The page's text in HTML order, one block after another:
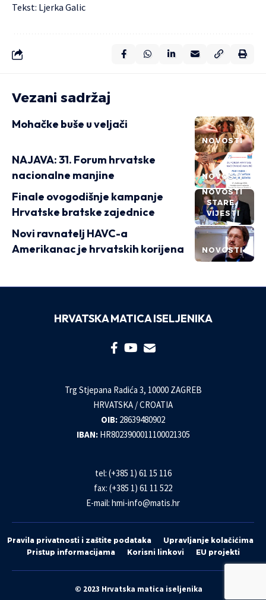
Tekst: Ljerka Galic
Vezani sadržaj
NOVOSTI
Mohačke buše u veljači
NOVOSTI
NAJAVA: 31. Forum hrvatske
nacionalne manjine
NOVOSTI
STARE
VIJESTI
Finale ovogodišnje kampanje
Hrvatske bratske zajednice
NOVOSTI
Novi ravnatelj HAVC-a
Amerikanac je hrvatskih korijena
HRVATSKA MATICA ISELJENIKA
Trg Stjepana Radića 3, 10000 ZAGREB
HRVATSKA / CROATIA
OIB: 28639480902
IBAN: HR8023900011100021305
tel: (+385 1) 61 15 116
fax: (+385 1) 61 11 522
E-mail: hmi-info@matis.hr
Pravila privatnosti i zaštite podataka
Upravljanje kolačićima
Pristup informacijama
Korisni linkovi EU projekti
© 2023 Hrvatska matica iseljenika